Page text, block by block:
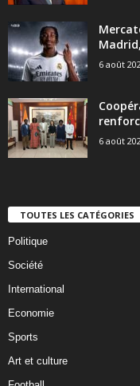
6 août
6 août
TOUTES LES CATÉGORIES
Politique
Société
International
Economie
Sports
Art et culture